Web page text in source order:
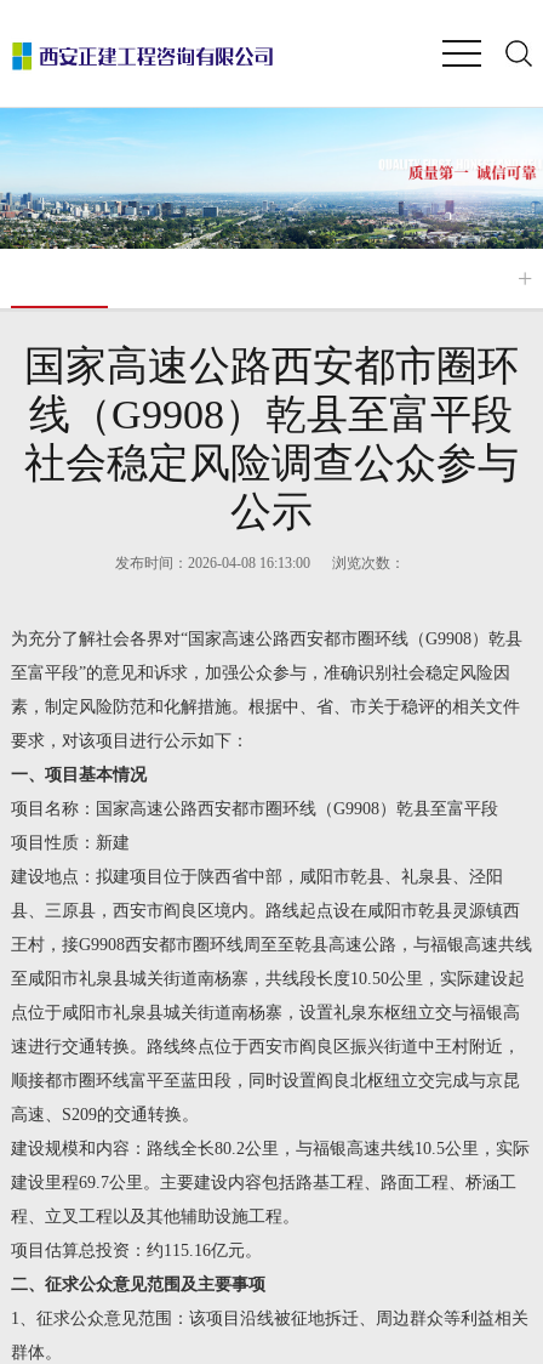
国家高速公路西安都市圈环
线（G9908）乾县至富平段
社会稳定风险调查公众参与
公示
发布时间：2026-04-08 16:13:00 浏览次数：
为充分了解社会各界对“国家高速公路西安都市圈环线（G9908）乾县
至富平段”的意见和诉求，加强公众参与，准确识别社会稳定风险因
素，制定风险防范和化解措施。根据中、省、市关于稳评的相关文件
要求，对该项目进行公示如下：
一、 项目 基本情况
项目名称：国家高速公路西安都市圈环线（G9908）乾县至富平段
项目性质：新建
建设地点：拟建项目位于陕西省中部，咸阳市乾县、礼泉县、泾阳
县、三原县，西安市阎良区境内。路线起点设在咸阳市乾县灵源镇西
王村，接G9908西安都市圈环线周至至乾县高速公路，与福银高速共线
至咸阳市礼泉县城关街道南杨寨，共线段长度10.50公里，实际建设起
点位于咸阳市礼泉县城关街道南杨寨，设置礼泉东枢纽立交与福银高
速进行交通转换。路线终点位于西安市阎良区振兴街道中王村附近，
顺接都市圈环线富平至蓝田段，同时设置阎良北枢纽立交完成与京昆
高速、S209的交通转换。
建设规模和内容：路线全长80.2公里，与福银高速共线10.5公里，实际
建设里程69.7公里。主要建设内容包括路基工程、路面工程、桥涵工
程、立叉工程以及其他辅助设施工程。
项目估算总投资：约115.16亿元。
二、征求公众意见范围及主要事项
1、征求公众意见范围：该项目沿线被征地拆迁、周边群众等利益相关
群体。